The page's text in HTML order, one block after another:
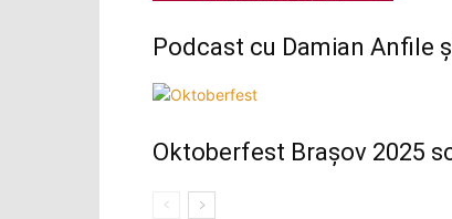
Podcast cu Damian Anfile
Oktoberfest Brașov 2025